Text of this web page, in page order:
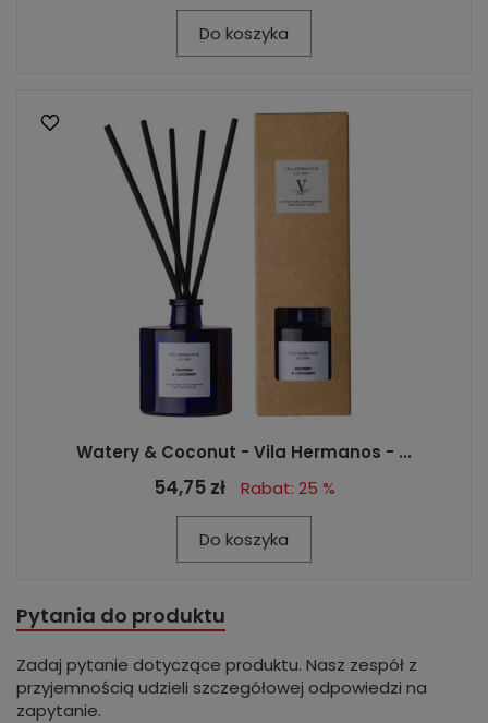
Do koszyka
Watery & Coconut - Vila Hermanos - ...
54,75 zł Rabat: 25 %
Do koszyka
Pytania do produktu
Zadaj pytanie dotyczące produktu. Nasz zespół z
przyjemnością udzieli szczegółowej odpowiedzi na
zapytanie.